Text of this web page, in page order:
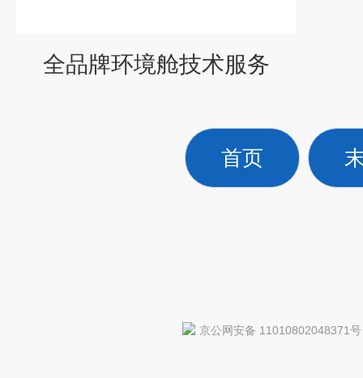
全品牌环境舱技术服务
首页
京公网安备 11010802048371号